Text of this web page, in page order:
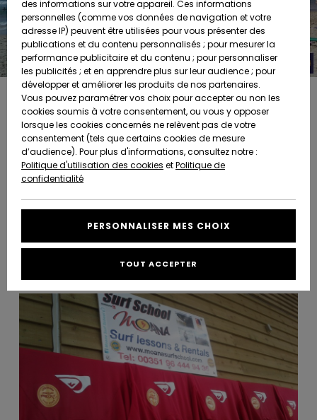
Surf
Snow
Nouveautés
Découvrir
Surf
Snow
Nouveautés
Découvrir
Snow
Highlights
Communauté
SNOW
Snow
Shop
Femme
A
Découvrir
Communauté
OUTLET
Outlet
Femme
AIDE &
CONTACT
Paiement
Carte
Cadeau
Quiksilver
Freedom
Protection
des
tailles
conversation
pour
obtenir la
réponse la
plus rapide
à votre
Démarrer
conversation
MAGASINS
QUIKSILVER
They have surf classes every day & plenty of other outdoor activities.
Please check: moanasurfschool.com & moanadventure.com
Hope to see you soon!
Mail :info@moanasurfschool.com
Phone : +351 964 449 436
Adress : Guincho Beach, Estrada do Guincho, Cascais, Portugal
Facebook Instagram Website
Photos
des informations sur votre appareil. Ces informations
personnelles (comme vos données de navigation et votre
adresse IP) peuvent être utilisées pour vous présenter des
publications et du contenu personnalisés ; pour mesurer la
performance publicitaire et du contenu ; pour personnaliser
les publicités ; et en apprendre plus sur leur audience ; pour
développer et améliorer les produits de nos partenaires.
Vous pouvez paramétrer vos choix pour accepter ou non les
cookies soumis à votre consentement, ou vous y opposer
lorsque les cookies concernés ne relèvent pas de votre
consentement (tels que certains cookies de mesure
d’audience). Pour plus d'informations, consultez notre :
Politique d'utilisation des cookies etPolitique de
confidentialité
PERSONNALISER MES CHOIX
TOUT ACCEPTER